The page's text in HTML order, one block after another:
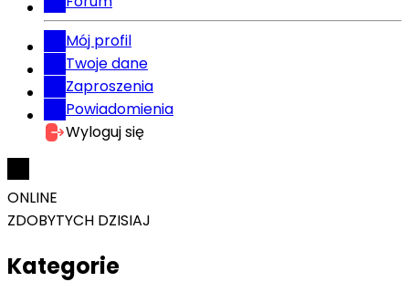
Mój profil
Twoje dane
Zaproszenia
Powiadomienia
Wyloguj się
ONLINE
ZDOBYTYCH DZISIAJ
Kategorie